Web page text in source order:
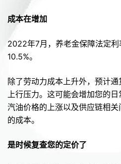
成本在增加
2022年7月，养老金保障法定
10.5%。
除了劳动力成本上升外，预计
上行压力。这可能会增加您的日
汽油价格的上涨以及供应链相
的成本。
是时候复查您的定价了